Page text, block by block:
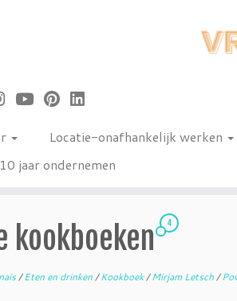
Locatie-onafhankelijk werken
jaar ondernemen
kookboeken 4
/Eten en drinken/Kookboek/Mirjam Letsch/